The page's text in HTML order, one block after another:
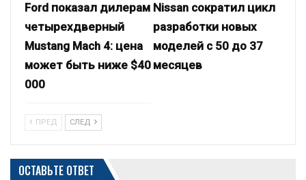
Ford показал дилерам
четырехдверный
Mustang Mach 4: цена
может быть ниже $40
000
Nissan сократил цикл
разработки новых
моделей с 50 до 37
месяцев
ПРЕД СЛЕД
ОСТАВЬТЕ ОТВЕТ